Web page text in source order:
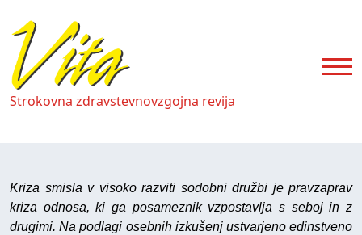
Strokovna zdravstevnovzgojna revija
Kriza smisla v visoko razviti sodobni družbi je pravzaprav
kriza odnosa, ki ga posameznik vzpostavlja s seboj in z
drugimi. Na podlagi osebnih izkušenj ustvarjeno edinstveno